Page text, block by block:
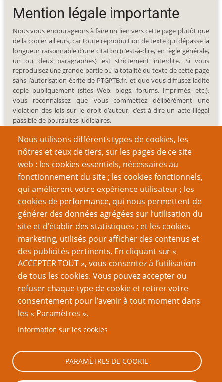
Nous utilisons différents types de cookies, les
nôtres et ceux de tiers, sur les pages de ce site
web : les cookies essentiels, nécessaires au
fonctionnement du site ; les cookies fonctionnels,
qui améliorent votre expérience utilisateur ; les
cookies de performance, qui nous permettent de
générer des données agrégées sur l’utilisation du
site et d’établir des statistiques ; et les cookies
marketing, utilisés pour afficher des contenus et
des publicités pertinents. En cliquant sur «
ACCEPTER TOUT », vous consentez à l’utilisation
de tous les cookies. Vous pouvez accepter ou
refuser chaque type de cookie et retirer votre
consentement pour l’avenir à tout moment dans
les « Paramètres ».
Information sur les cookies
PARAMÈTRES DE COOKIE
Mention légale importante
Nous vous encourageons à faire un lien vers cette page plutôt que
de la copier ailleurs, car toute reproduction de texte qui dépasse la
longueur raisonnable d’une citation (c’est-à-dire, en règle générale,
un ou deux paragraphes) est strictement interdite. Si vous
reproduisez une grande partie ou la totalité du texte de cette page
sans l’autorisation écrite de PTGPTB.fr, et que vous diffusez ladite
copie publiquement (sites Web, blogs, forums, imprimés, etc.),
vous reconnaissez que vous commettez délibérément une
violation des lois sur le droit d’auteur, c’est-à-dire un acte illégal
passible de poursuites judiciaires.
Recherche
Nom d'utilisateur
Mot de passe
Réinitialiser votre mot de passe